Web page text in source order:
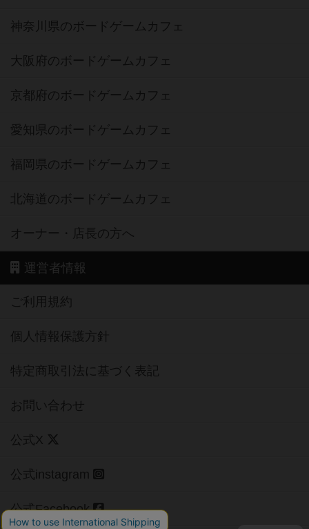
神奈川県のボードゲームカフェ
大阪府のボードゲームカフェ
京都府のボードゲームカフェ
愛知県のボードゲームカフェ
福岡県のボードゲームカフェ
北海道のボードゲームカフェ
オーナー・店長の方へ
運営者情報
ご利用規約
個人情報保護方針
特定商取引法に基づく表記
お問い合わせ
公式X
公式instagram
公式Facebook